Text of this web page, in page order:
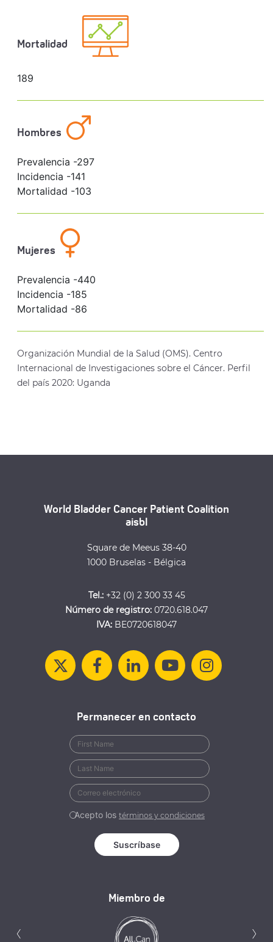
Mortalidad
189
Hombres
Prevalencia -297
Incidencia -141
Mortalidad -103
Mujeres
Prevalencia -440
Incidencia -185
Mortalidad -86
Organización Mundial de la Salud (OMS). Centro
Internacional de Investigaciones sobre el Cáncer. Perfil
del país 2020: Uganda
World Bladder Cancer Patient Coalition
aisbl
Square de Meeus 38-40
1000 Bruselas - Bélgica
Tel.:+32 (0) 2 300 33 45
Número de registro: 0720.618.047
IVA: BE0720618047
Miembro de
‹ ›
Permanecer en contacto
Acepto los términos y condiciones